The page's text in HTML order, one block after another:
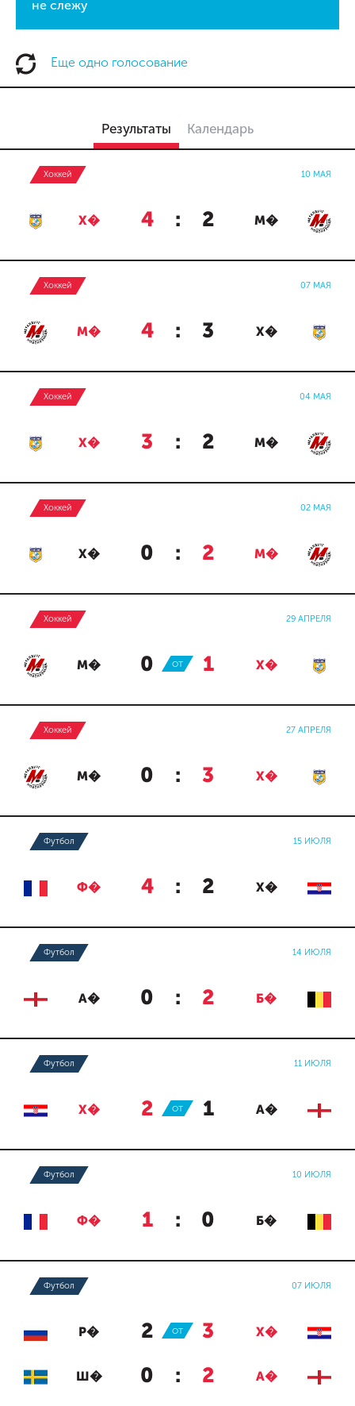
не слежу
Еще одно голосование
Результаты Календарь
Хоккей 10 МАЯ
Х� 4 : 2 М�
Хоккей 07 МАЯ
М� 4 : 3 Х�
Хоккей 04 МАЯ
Х� 3 : 2 М�
Хоккей 02 МАЯ
Х� 0 : 2 М�
Хоккей 29 АПРЕЛЯ
М� 0 : 1 Х�
ОТ
Хоккей 27 АПРЕЛЯ
М� 0 : 3 Х�
Футбол 15 ИЮЛЯ
Ф� 4 : 2 Х�
Футбол 14 ИЮЛЯ
А� 0 : 2 Б�
Футбол 11 ИЮЛЯ
Х� 2 : 1 А�
ОТ
Футбол 10 ИЮЛЯ
Ф� 1 : 0 Б�
Футбол 07 ИЮЛЯ
Р� 2 : 3 Х�
ОТ
Ш� 0 : 2 А�